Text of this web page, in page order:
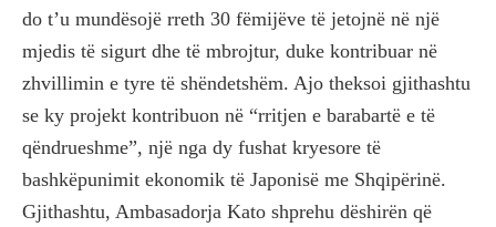
do t’u mundësojë rreth 30 fëmijëve të jetojnë në një
mjedis të sigurt dhe të mbrojtur, duke kontribuar në
zhvillimin e tyre të shëndetshëm. Ajo theksoi gjithashtu
se ky projekt kontribuon në “rritjen e barabartë e të
qëndrueshme”, një nga dy fushat kryesore të
bashkëpunimit ekonomik të Japonisë me Shqipërinë.
Gjithashtu, Ambasadorja Kato shprehu dëshirën që